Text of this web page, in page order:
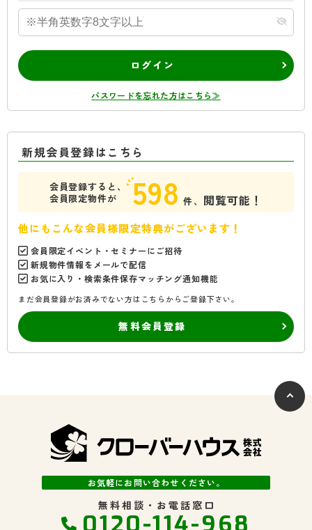
ログイン
パスワードを忘れた方はこちら≫
新規会員登録はこちら
会員登録すると、
会員限定物件が
598 件、 閲覧可能！
他にもこんな会員様限定特典がございます！
会員限定イベント・セミナーにご招待
新規物件情報をメールで配信
お気に入り・検索条件保存マッチング通知機能
まだ会員登録がお済みでない方はこちらからご登録下さい。
無料会員登録
お気軽にお問い合わせください。
無料相談・お電話窓口